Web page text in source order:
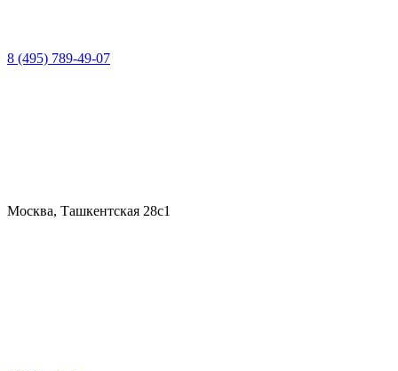
8 (495) 789-49-07
Москва, Ташкентская 28с1